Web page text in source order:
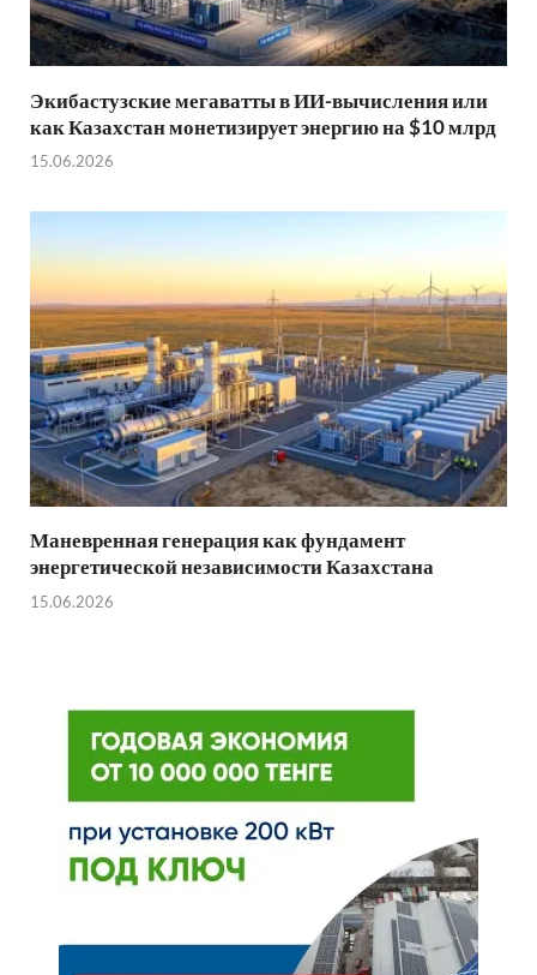
Экибастузские мегаватты в ИИ-вычисления или
как Казахстан монетизирует энергию на $10 млрд
15.06.2026
Маневренная генерация как фундамент
энергетической независимости Казахстана
15.06.2026